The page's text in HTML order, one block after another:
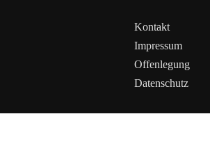
Kontakt
Impressum
Offenlegung
Datenschutz